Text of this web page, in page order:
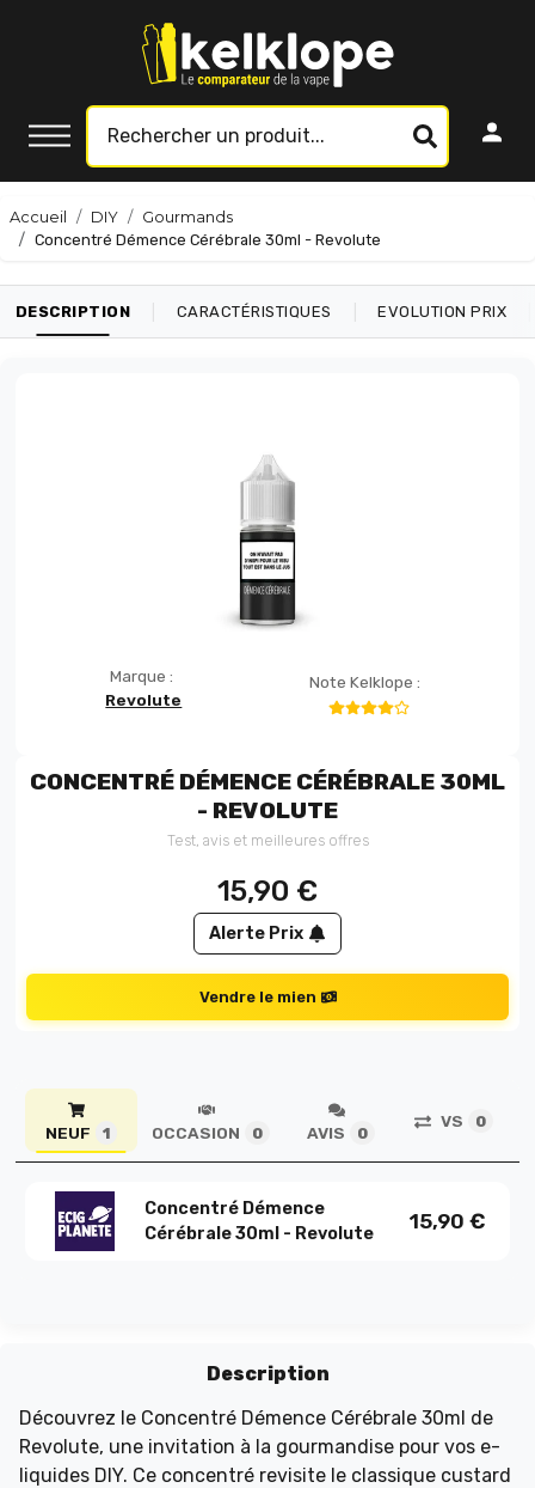
Accueil DIY
Gourmands
Concentré Démence Cérébrale 30ml - Revolute
DESCRIPTION CARACTÉRISTIQUES EVOLUTION PRIX
Marque :
Revolute
Note Kelklope :
CONCENTRÉ DÉMENCE CÉRÉBRALE 30ML
- REVOLUTE
Test, avis et meilleures offres
15,90 €
Alerte Prix
Vendre le mien
NEUF 1 OCCASION 0 AVIS 0
VS 0
Concentré Démence
Cérébrale 30ml - Revolute
15,90 €
Description
Découvrez le Concentré Démence Cérébrale 30ml de
Revolute, une invitation à la gourmandise pour vos e-
liquides DIY. Ce concentré revisite le classique custard